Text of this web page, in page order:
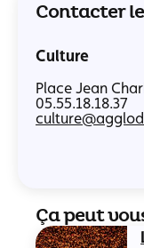
Contacter
Culture
Place Jean
05.55.18.18.37
Ça peut